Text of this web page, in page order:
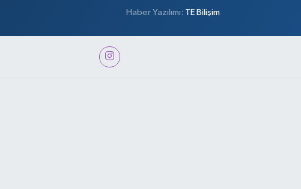
Haber Yazılımı: TE Bilişim